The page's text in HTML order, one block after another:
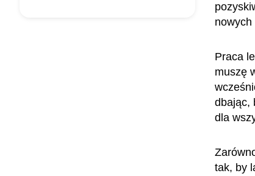
nowych
Praca
muszę
dbając,
dla
tak, by